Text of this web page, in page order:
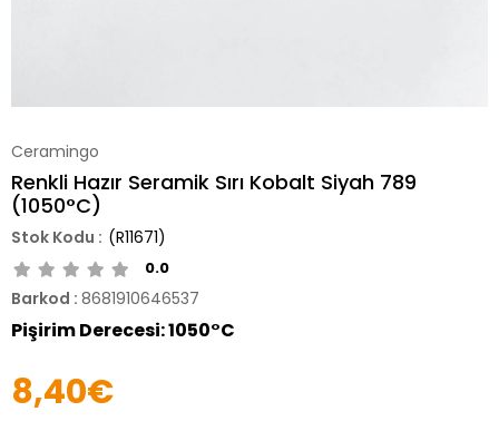
Ceramingo
Renkli Hazır Seramik Sırı Kobalt Siyah 789
(1050°C)
(R11671)
0.0
Barkod : 8681910646537
Pişirim Derecesi: 1050°C
8,40€